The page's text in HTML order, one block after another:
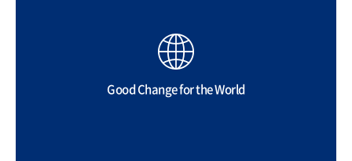
Good Change for the World